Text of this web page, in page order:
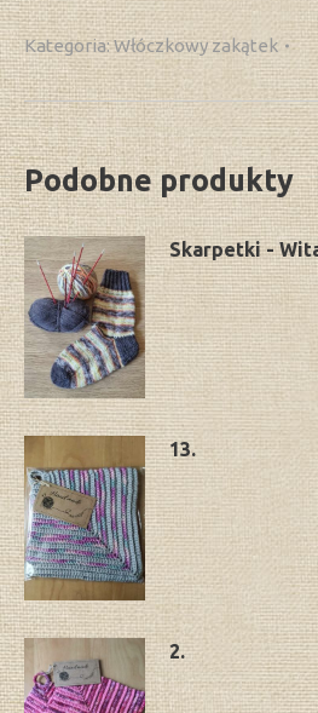
Kategoria:Włóczkowy zakątek
Podobne produkty
Skarpetki -
13.
2.